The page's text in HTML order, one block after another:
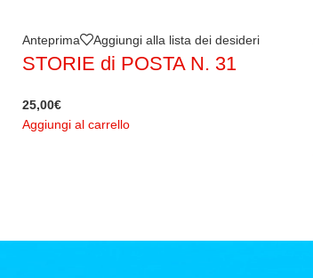
Anteprima Aggiungi alla lista dei desideri
STORIE di POSTA N. 31
25,00€
Aggiungi al carrello